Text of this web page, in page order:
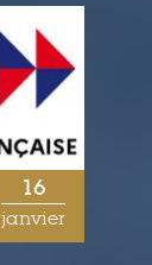
16
janvier